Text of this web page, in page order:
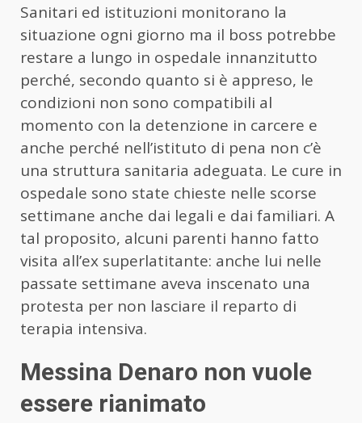
Sanitari ed istituzioni monitorano la
situazione ogni giorno ma il boss potrebbe
restare a lungo in ospedale innanzitutto
perché, secondo quanto si è appreso, le
condizioni non sono compatibili al
momento con la detenzione in carcere e
anche perché nell’istituto di pena non c’è
una struttura sanitaria adeguata. Le cure in
ospedale sono state chieste nelle scorse
settimane anche dai legali e dai familiari. A
tal proposito, alcuni parenti hanno fatto
visita all’ex superlatitante: anche lui nelle
passate settimane aveva inscenato una
protesta per non lasciare il reparto di
terapia intensiva.
Messina Denaro non vuole
essere rianimato